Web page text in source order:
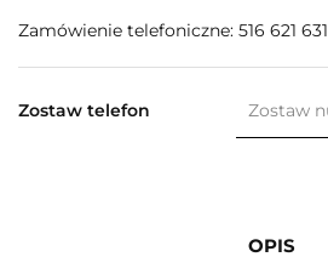
Zamówienie telefoniczne: 516 621 631
Zostaw telefon
OPIS